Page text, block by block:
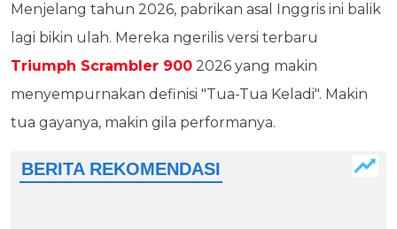
Menjelang tahun 2026, pabrikan asal Inggris ini balik
lagi bikin ulah. Mereka ngerilis versi terbaru
Triumph Scrambler 900 2026 yang makin
menyempurnakan definisi "Tua-Tua Keladi". Makin
tua gayanya, makin gila performanya.